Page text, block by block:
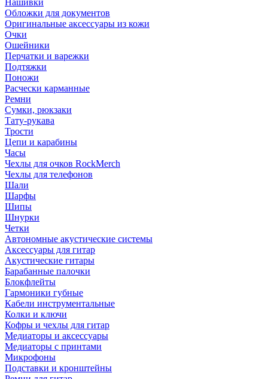
Нашивки
Обложки для документов
Оригинальные аксессуары из кожи
Очки
Ошейники
Перчатки и варежки
Подтяжки
Поножи
Расчески карманные
Ремни
Сумки, рюкзаки
Тату-рукава
Трости
Цепи и карабины
Часы
Чехлы для очков RockMerch
Чехлы для телефонов
Шали
Шарфы
Шипы
Шнурки
Четки
Автономные акустические системы
Аксессуары для гитар
Акустические гитары
Барабанные палочки
Блокфлейты
Гармоники губные
Кабели инструментальные
Колки и ключи
Кофры и чехлы для гитар
Медиаторы и аксессуары
Медиаторы с принтами
Микрофоны
Подставки и кронштейны